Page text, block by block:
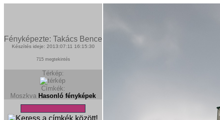
Fényképezte: Takács Bence
Készítés ideje: 2013:07:11 16:15:30
715 megtekintés
Térkép:
Címkék:
Moszkva Hasonló fényképek